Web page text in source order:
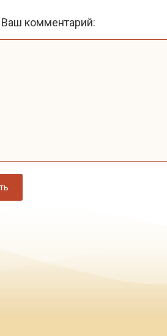
Ваш комментарий: